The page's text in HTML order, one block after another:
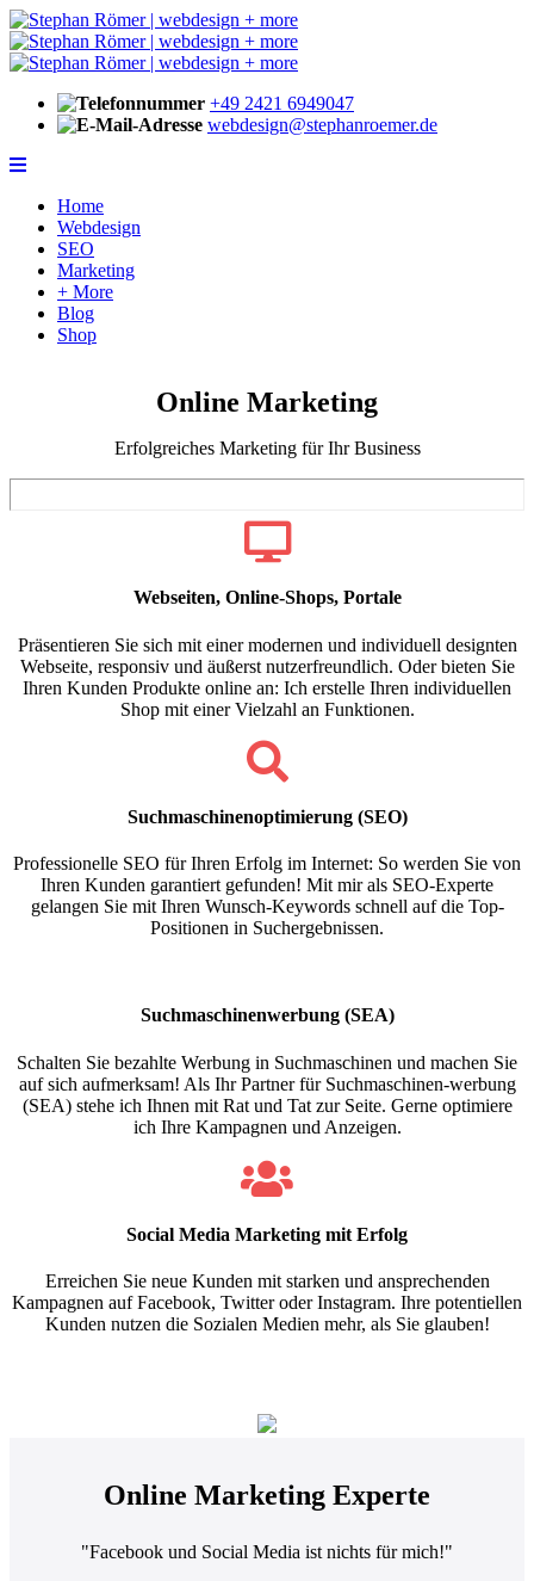
+49 2421 6949047
webdesign@stephanroemer.de
Home
Webdesign
SEO
Marketing
+ More
Blog
Shop
Online Marketing
Erfolgreiches Marketing für Ihr Business
Webseiten, Online-Shops, Portale
Präsentieren Sie sich mit einer modernen und individuell designten
Webseite, responsiv und äußerst nutzerfreundlich. Oder bieten Sie
Ihren Kunden Produkte online an: Ich erstelle Ihren individuellen
Shop mit einer Vielzahl an Funktionen.
Suchmaschinen­optimierung (SEO)
Professionelle SEO für Ihren Erfolg im Internet: So werden Sie von
Ihren Kunden garantiert gefunden! Mit mir als SEO-Experte
gelangen Sie mit Ihren Wunsch-Keywords schnell auf die Top-
Positionen in Suchergebnissen.
Suchmaschinen­werbung (SEA)
Schalten Sie bezahlte Werbung in Suchmaschinen und machen Sie
auf sich aufmerksam! Als Ihr Partner für Suchmaschinen-werbung
(SEA) stehe ich Ihnen mit Rat und Tat zur Seite. Gerne optimiere
ich Ihre Kampagnen und Anzeigen.
Social Media Marketing mit Erfolg
Erreichen Sie neue Kunden mit starken und ansprechenden
Kampagnen auf Facebook, Twitter oder Instagram. Ihre potentiellen
Kunden nutzen die Sozialen Medien mehr, als Sie glauben!
Online Marketing Experte
"Facebook und Social Media ist nichts für mich!"